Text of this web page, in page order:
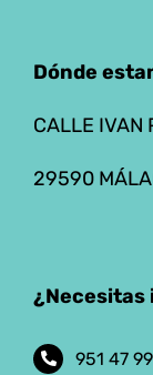
Dónde
CALLE IVAN
29590
951 47